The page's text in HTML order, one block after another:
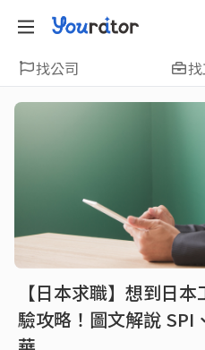
找公司
【日本求職】想到日
驗攻略！圖文解說 SPI